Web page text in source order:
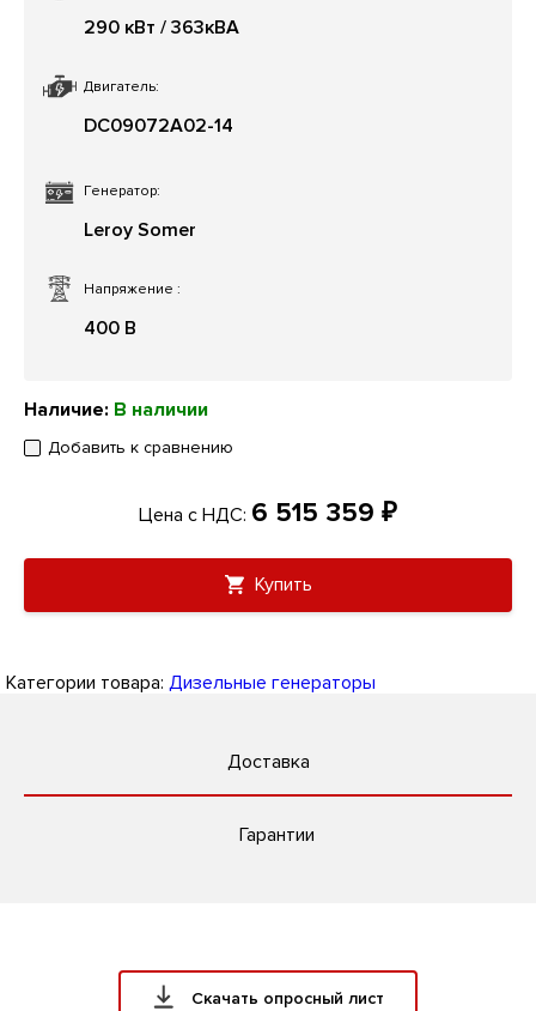
Двигатель:
DC09072A02-14
Напряжение :
400 В
290 кВт / 363кВА
Генератор:
Leroy Somer
Наличие: В наличии
Добавить к сравнению
Цена с НДС: 6 515 359 ₽
Купить
Категории товара: Дизельные генераторы
Доставка
Гарантии
Скачать опросный лист